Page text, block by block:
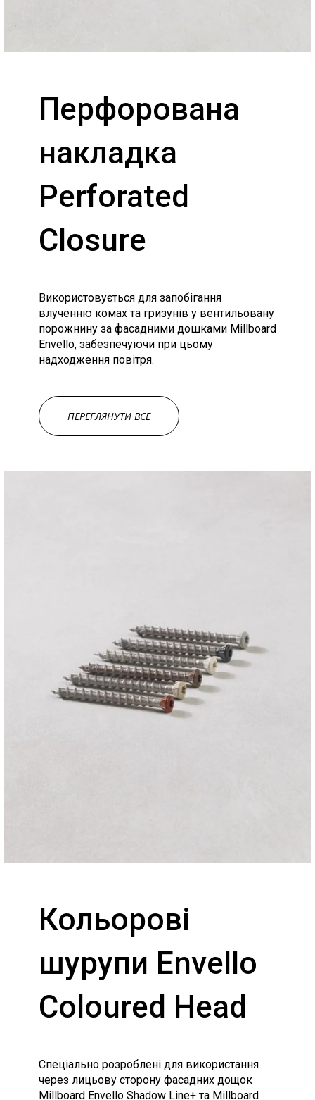
Перфорована
накладка
Perforated
Closure
Використовується для запобігання
влученню комах та гризунів у вентильовану
порожнину за фасадними дошками Millboard
Envello, забезпечуючи при цьому
надходження повітря.
ПЕРЕГЛЯНУТИ ВСЕ
Кольорові
шурупи Envello
Coloured Head
Спеціально розроблені для використання
через лицьову сторону фасадних дощок
Millboard Envello Shadow Line+ та Millboard